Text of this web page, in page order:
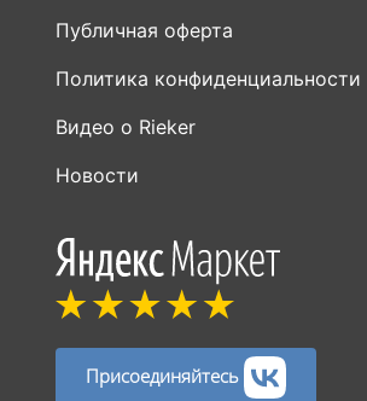
Публичная оферта
Политика конфиденциальности
Видео о Rieker
Новости
Присоединяйтесь